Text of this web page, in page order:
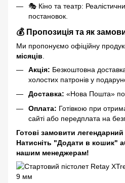
🎭 Кіно та театр:
постановок.
💰 Пропозиція та як
Ми пропонуємо офіційну
місяців
Акція: Безкоштовна
холостих патронів у
Доставка: «Нова Пошта» по
Оплата: Готівкою при
сайті або передплата на
Готові замовити
Натисніть "Додати в кошик"
нашим менеджерам!